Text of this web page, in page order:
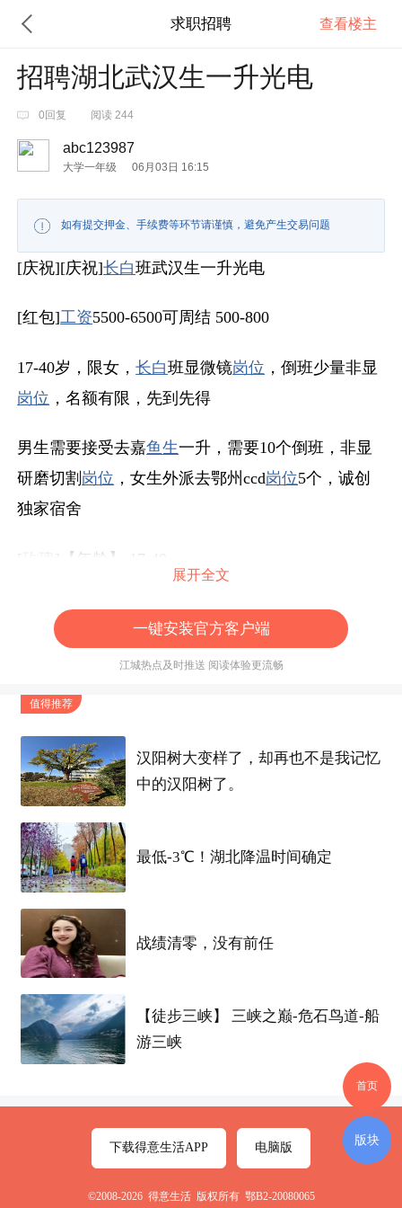
求职招聘 查看楼主
招聘湖北武汉生一升光电
0回复 阅读 244
abc123987
大学一年级 06月03日 16:15
如有提交押金、手续费等环节请谨慎，避免产生交易问题
[庆祝][庆祝]长白班武汉生一升光电
[红包]工资5500-6500可周结 500-800
17-40岁，限女，长白班显微镜岗位 ，倒班少量非显
岗位 ，名额有限，先到先得
男生需要接受去嘉鱼生一升，需要10个倒班，非显
研磨切割 岗位 ，女生外派去鄂州ccd岗位5个，诚创
独家宿舍
玫瑰 ]【年龄】 17-40
]【待遇】：
基工本?资2100元/月(包底含?
薪1550/月+固住定?房补贴450元+全勤100)
绩效奖+补贴
平时班加?按底薪的1.5倍算计?加班费,周加六?
班按薪底?的2倍计加算?班费。综薪合?资5000-550
0，保险80元/月，管理费50元/月
当天面试入职要3个月体检当天以可?安排住宿，没
有则体检完了安排宿舍
________________________
玫瑰]【吃住】： 吃，最餐高?补32元/天；
每餐天?补20元，加班计累?三个
外额?加12元餐
住：公提司?供免费住宿，员宿工?舍4人/间，配
展开全文
一键安装官方客户端
江城热点及时推送 阅读体验更流畅
值得推荐
汉阳树大变样了，却再也不是我记忆
中的汉阳树了。
最低-3℃！湖北降温时间确定
战绩清零，没有前任
【徒步三峡】 三峡之巅-危石鸟道-船
游三峡
首页
版块
下载得意生活APP 电脑版
©2008-2026 得意生活 版权所有 鄂B2-20080065